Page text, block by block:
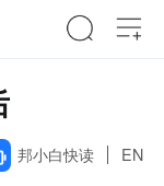
邦小白快读 EN